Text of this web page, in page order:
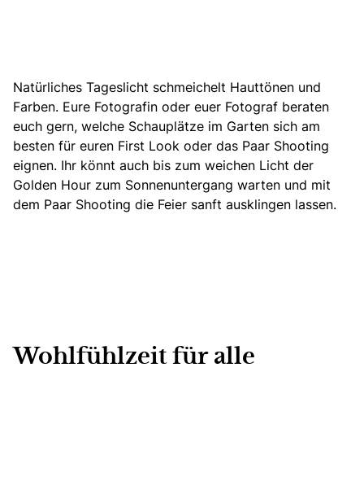
Natürliches Tageslicht schmeichelt Hauttönen und
Farben. Eure Fotografin oder euer Fotograf beraten
euch gern, welche Schauplätze im Garten sich am
besten für euren First Look oder das Paar Shooting
eignen. Ihr könnt auch bis zum weichen Licht der
Golden Hour zum Sonnenuntergang warten und mit
dem Paar Shooting die Feier sanft ausklingen lassen.
Wohlfühlzeit für alle